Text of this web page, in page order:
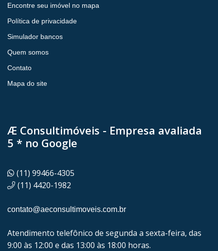
Encontre seu imóvel no mapa
Política de privacidade
Simulador bancos
Quem somos
Contato
Mapa do site
Æ Consultimóveis - Empresa avaliada
5 * no Google
(11) 99466-4305
(11) 4420-1982
contato@aeconsultimoveis.com.br
Atendimento telefônico de segunda a sexta-feira, das
9:00 às 12:00 e das 13:00 às 18:00 horas.